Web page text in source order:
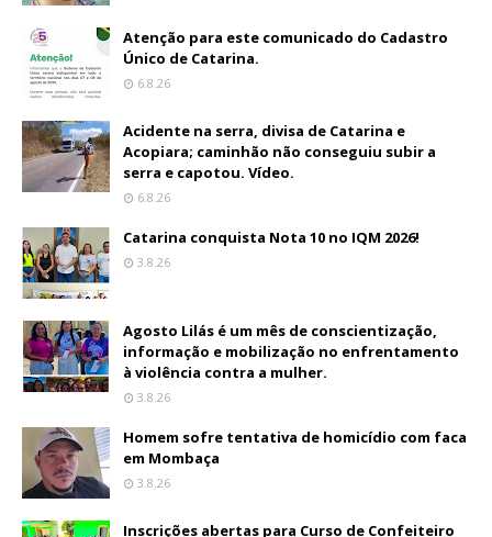
Atenção para este comunicado do Cadastro
Único de Catarina.
6.8.26
Acidente na serra, divisa de Catarina e
Acopiara; caminhão não conseguiu subir a
serra e capotou. Vídeo.
6.8.26
Catarina conquista Nota 10 no IQM 2026!
3.8.26
Agosto Lilás é um mês de conscientização,
informação e mobilização no enfrentamento
à violência contra a mulher.
3.8.26
Homem sofre tentativa de homicídio com faca
em Mombaça
3.8.26
Inscrições abertas para Curso de Confeiteiro